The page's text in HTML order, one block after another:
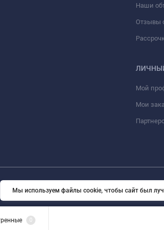
Наши
Отзывы
Мой
Мои
© 2026 ООО «ФАЗИНЖИНИРИНГ». Все
0
Мы используем файлы cookie, чтобы сайт был